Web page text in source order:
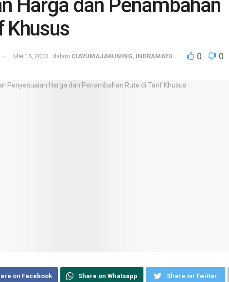
Harga dan Penambahan
Khusus
Mei 16, 2023 dalam CIAYUMAJAKUNING, INDRAMAYU 0 0
on Facebook Share on Whatsapp Share on Twitter